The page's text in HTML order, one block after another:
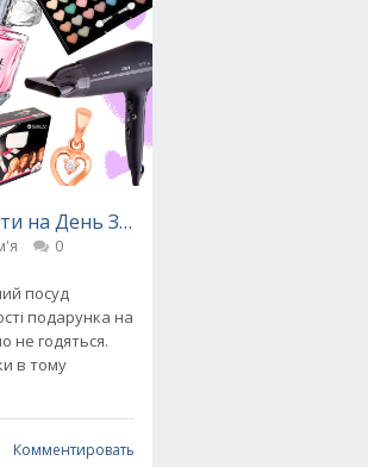
шкоду
на День Закоханих: кращі ідеї
0
посуд
подарунка на
не годяться.
в тому
Комментировать